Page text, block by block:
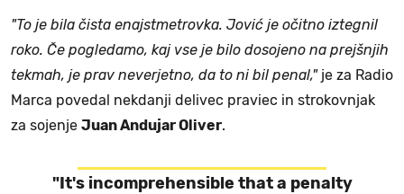
"To je bila čista enajstmetrovka. Jović je očitno iztegnil
roko. Če pogledamo, kaj vse je bilo dosojeno na prejšnjih
tekmah, je prav neverjetno, da to ni bil penal,"je za Radio
Marca povedal nekdanji delivec praviec in strokovnjak
za sojenje Juan Andujar Oliver.
"It's incomprehensible that a penalty